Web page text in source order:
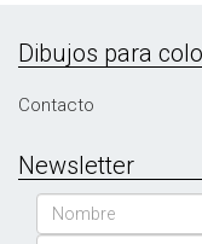
Dibujos para
Contacto
Newsletter
Nombre